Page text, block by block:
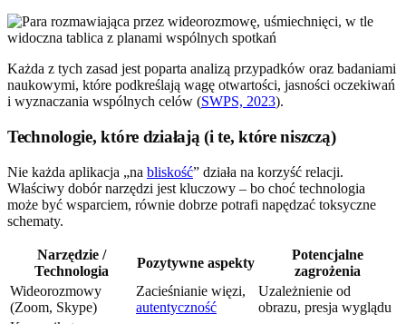
Każda z tych zasad jest poparta analizą przypadków oraz badaniami
naukowymi, które podkreślają wagę otwartości, jasności oczekiwań
i wyznaczania wspólnych celów (SWPS, 2023).
Technologie, które działają (i te, które niszczą)
Nie każda aplikacja „na bliskość” działa na korzyść relacji.
Właściwy dobór narzędzi jest kluczowy – bo choć technologia
może być wsparciem, równie dobrze potrafi napędzać toksyczne
schematy.
Narzędzie /
Technologia
Pozytywne aspekty
Potencjalne
zagrożenia
Wideorozmowy
(Zoom, Skype)
Zacieśnianie więzi,
autentyczność
Uzależnienie od
obrazu, presja wyglądu